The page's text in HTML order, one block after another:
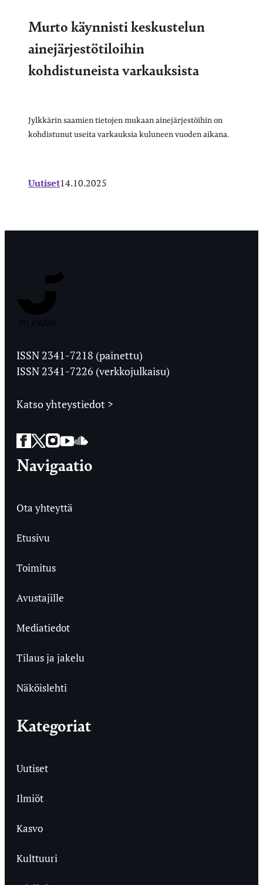
Murto käynnisti keskustelun
ainejärjestötiloihin
kohdistuneista varkauksista
Jylkkärin saamien tietojen mukaan ainejärjestöihin on
kohdistunut useita varkauksia kuluneen vuoden aikana.
Uutiset14.10.2025
Ylioppilaslehti
ISSN 2341-7218 (painettu)
ISSN 2341-7226 (verkkojulkaisu)
Katso yhteystiedot >
Facebook
Twitter
Instagram
YouTube
SoundCloud
Navigaatio
Ota yhteyttä
Etusivu
Toimitus
Avustajille
Mediatiedot
Tilaus ja jakelu
Näköislehti
Kategoriat
Uutiset
Ilmiöt
Kasvo
Kulttuuri